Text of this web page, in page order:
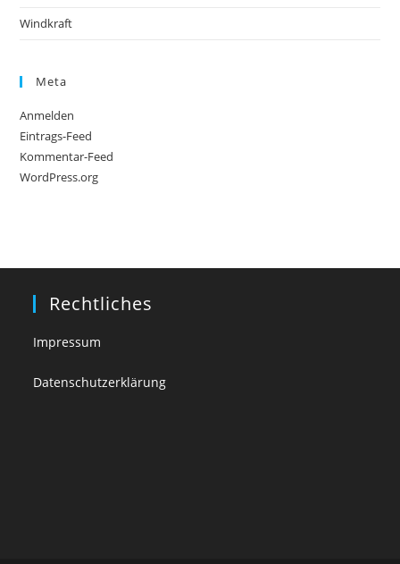
Windkraft
Meta
Anmelden
Eintrags-Feed
Kommentar-Feed
WordPress.org
Rechtliches
Impressum
Datenschutzerklärung